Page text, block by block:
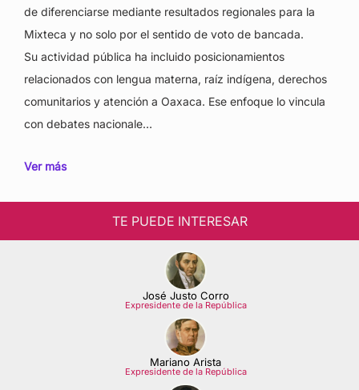
de diferenciarse mediante resultados regionales para la
Mixteca y no solo por el sentido de voto de bancada.
Su actividad pública ha incluido posicionamientos
relacionados con lengua materna, raíz indígena, derechos
comunitarios y atención a Oaxaca. Ese enfoque lo vincula
con debates nacionale…
Ver más
TE PUEDE INTERESAR
José Justo Corro
Expresidente de la República
Mariano Arista
Expresidente de la República